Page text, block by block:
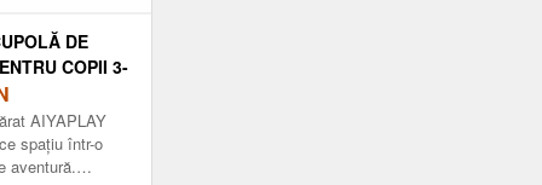
DE
COPII 3-
INTERIOR ȘI
MARGINI
PLASTIC, 182,
CM, VERDE ȘI
AIYAPLAY
spațiu într-o
aventură.